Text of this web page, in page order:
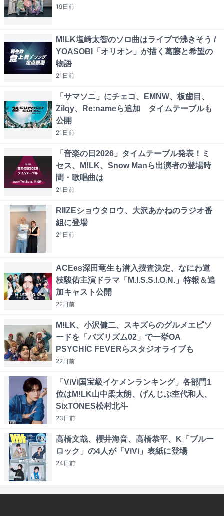
19日前
M!LK塩﨑太智のソロ曲はライブで沸きそう /
YOASOBI「オリオン」が描く葛藤と希望の
物語
21日前
「サマソニ」にチェコ、EMNW、板歯目、
Zilqy、Re:nameら追加 タイムテーブルも
公開
21日前
「音楽の日2026」タイムテーブル発表！ミ
セス、M!LK、Snow Manら出演者の登場時
間・歌唱曲は
21日前
RIIZEショウタロウ、大沢あかねのラジオ番
組に登場
21日前
ACEes深田竜生も潜入捜査決定、なにわ道
枝駿佑主演ドラマ「M.I.S.S.I.O.N.」特報＆追
加キャスト公開
22日前
M!LK、小沢健二、スキズらのグルメエピソ
ードを「バズリズム02」で一挙OA
PSYCHIC FEVERらスタジオライブも
22日前
「ViVi国宝級イケメンランキング」各部門1
位はM!LK山中柔太朗、げんじぶ杢代和人、
SixTONES松村北斗
23日前
高橋文哉、櫻井海音、高橋恭平、K「ブルー
ロック」の4人が「ViVi」表紙に登場
24日前